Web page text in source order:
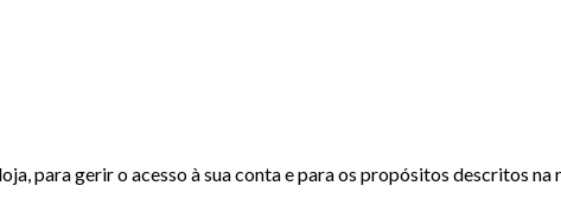
para gerir o acesso à sua conta e para os propósitos descritos na